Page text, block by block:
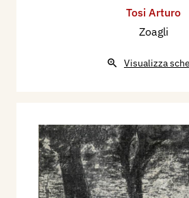
Tosi Arturo
Zoagli
Visualizza